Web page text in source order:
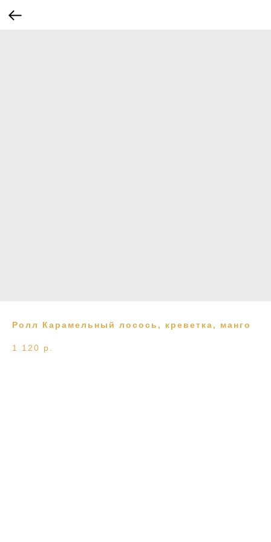
Ролл Карамельный лосось, креветка, манго
1 120 р.